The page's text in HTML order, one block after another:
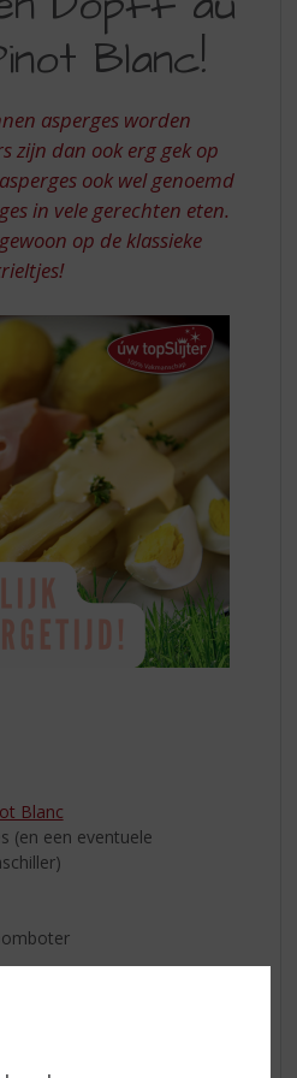
Blanc!
asperges worden
zijn dan ook erg gek op
ook wel genoemd
in vele gerechten eten.
op de klassieke
Blanc
(en een eventuele